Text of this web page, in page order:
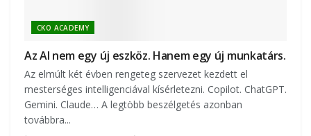
CKO ACADEMY
Az AI nem egy új eszköz. Hanem egy új munkatárs.
Az elmúlt két évben rengeteg szervezet kezdett el
mesterséges intelligenciával kísérletezni. Copilot. ChatGPT.
Gemini. Claude… A legtöbb beszélgetés azonban
továbbra...